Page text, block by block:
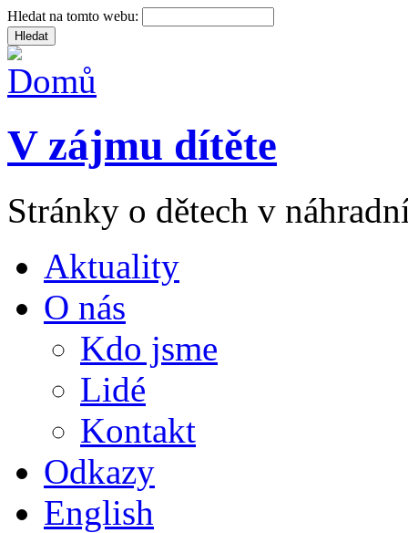
Hledat na tomto webu:
V zájmu dítěte
Stránky o dětech v
Aktuality
O nás
Kdo jsme
Lidé
Kontakt
Odkazy
English